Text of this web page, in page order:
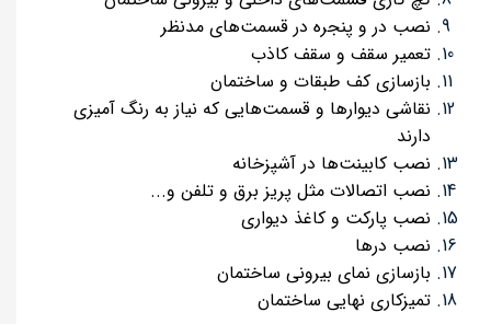
نصب در و پنجره در قسمت‌های مدنظر
تعمیر سقف و سقف کاذب
بازسازی کف طبقات و ساختمان
نقاشی دیوارها و قسمت‌هایی که نیاز به رنگ آمیزی
دارند
نصب کابینت‌ها در آشپزخانه
نصب اتصالات مثل پریز برق و تلفن و...
نصب پارکت و کاغذ دیواری
نصب درها
بازسازی نمای بیرونی ساختمان
تمیزکاری نهایی ساختمان